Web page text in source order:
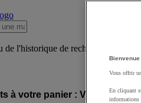
l'historique de recherche
à votre panier : Vous avez
Bienvenue
Vous offrir
En cliquant
informations